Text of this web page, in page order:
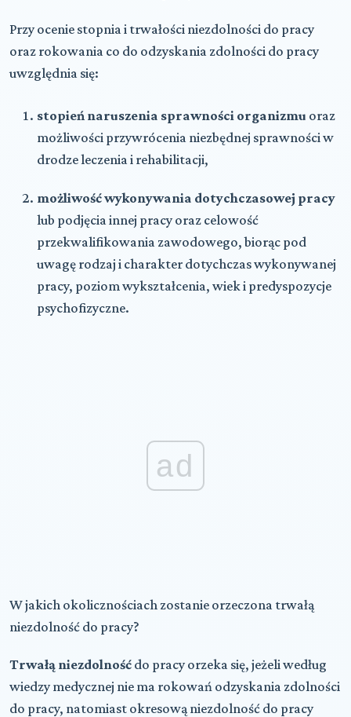
Przy ocenie stopnia i trwałości niezdolności do pracy
oraz rokowania co do odzyskania zdolności do pracy
uwzględnia się:
stopień naruszenia sprawności organizmu oraz
możliwości przywrócenia niezbędnej sprawności w
drodze leczenia i rehabilitacji,
możliwość wykonywania dotychczasowej pracy
lub podjęcia innej pracy oraz celowość
przekwalifikowania zawodowego, biorąc pod
uwagę rodzaj i charakter dotychczas wykonywanej
pracy, poziom wykształcenia, wiek i predyspozycje
psychofizyczne.
ad
W jakich okolicznościach zostanie orzeczona trwałą
niezdolność do pracy?
Trwałą niezdolność do pracy orzeka się, jeżeli według
wiedzy medycznej nie ma rokowań odzyskania zdolności
do pracy, natomiast okresową niezdolność do pracy